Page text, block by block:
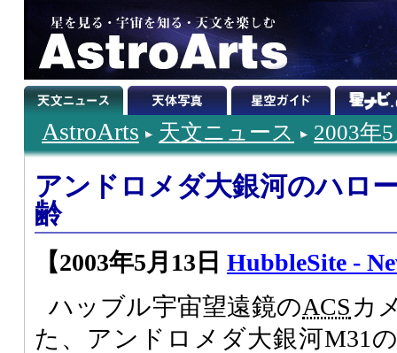
AstroArts 天文ニュース 2003年
アンドロメダ大銀河のハロ
齢
【2003年5月13日 HubbleSite -
ハッブル宇宙望遠鏡のACSカ
た、アンドロメダ大銀河M31